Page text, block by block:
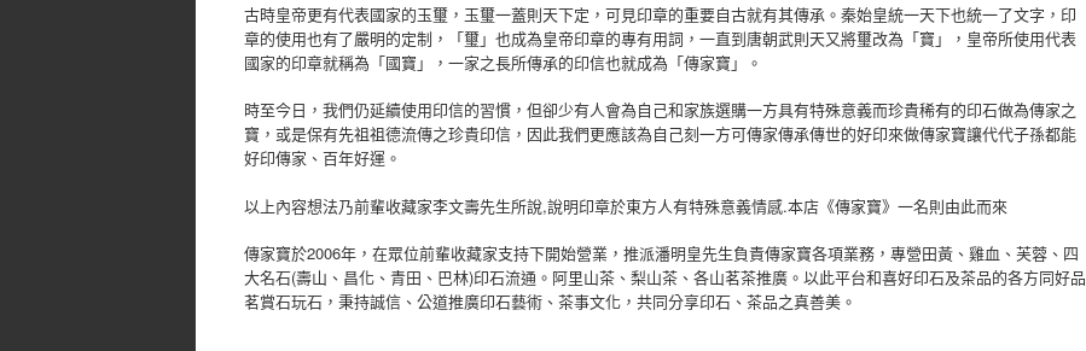
古時皇帝更有代表國家的玉璽，玉璽一蓋則天下定，可見印章的重要自古就有其傳承。秦始皇統一天下也統一了文字，印
章的使用也有了嚴明的定制，「璽」也成為皇帝印章的專有用詞，一直到唐朝武則天又將璽改為「寶」，皇帝所使用代表
國家的印章就稱為「國寶」，一家之長所傳承的印信也就成為「傳家寶」。
時至今日，我們仍延續使用印信的習慣，但卻少有人會為自己和家族選購一方具有特殊意義而珍貴稀有的印石做為傳家之
寶，或是保有先祖祖德流傳之珍貴印信，因此我們更應該為自己刻一方可傳家傳承傳世的好印來做傳家寶讓代代子孫都能
好印傳家、百年好運。
以上內容想法乃前輩收藏家李文壽先生所說,說明印章於東方人有特殊意義情感.本店《傳家寶》一名則由此而來
傳家寶於2006年，在眾位前輩收藏家支持下開始營業，推派潘明皇先生負責傳家寶各項業務，專營田黃、雞血、芙蓉、四
大名石(壽山、昌化、青田、巴林)印石流通。阿里山茶、梨山茶、各山茗茶推廣。以此平台和喜好印石及茶品的各方同好品
茗賞石玩石，秉持誠信、公道推廣印石藝術、茶事文化，共同分享印石、茶品之真善美。